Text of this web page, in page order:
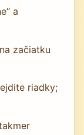
a
začiatku
riadky;